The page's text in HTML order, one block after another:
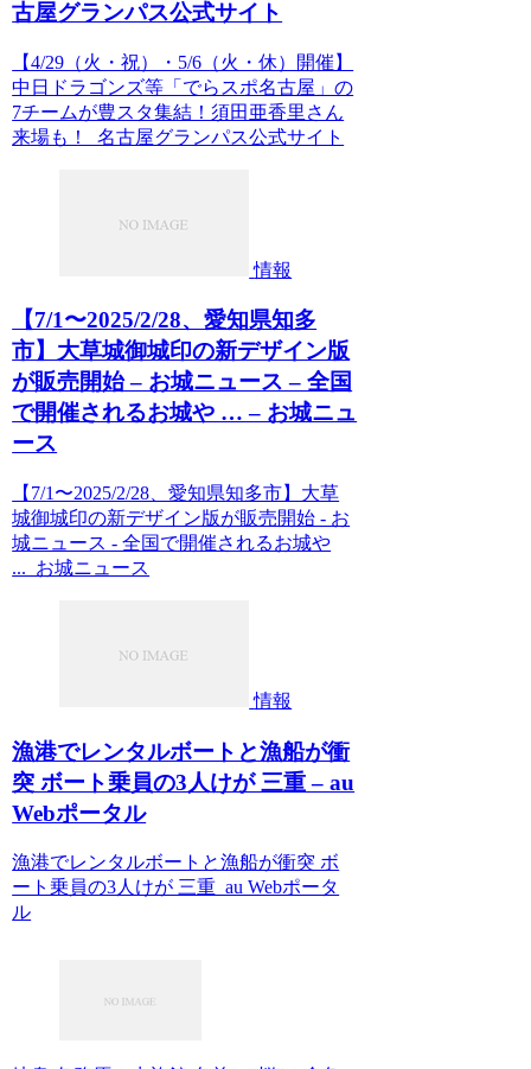
古屋グランパス公式サイト
【4/29（火・祝）・5/6（火・休）開催】
中日ドラゴンズ等「でらスポ名古屋」の
7チームが豊スタ集結！須田亜香里さん
来場も！ 名古屋グランパス公式サイト
情報
【7/1〜2025/2/28、愛知県知多
市】大草城御城印の新デザイン版
が販売開始 – お城ニュース – 全国
で開催されるお城や … – お城ニュ
ース
【7/1〜2025/2/28、愛知県知多市】大草
城御城印の新デザイン版が販売開始 - お
城ニュース - 全国で開催されるお城や
... お城ニュース
情報
漁港でレンタルボートと漁船が衝
突 ボート乗員の3人けが 三重 – au
Webポータル
漁港でレンタルボートと漁船が衝突 ボ
ート乗員の3人けが 三重 au Webポータ
ル